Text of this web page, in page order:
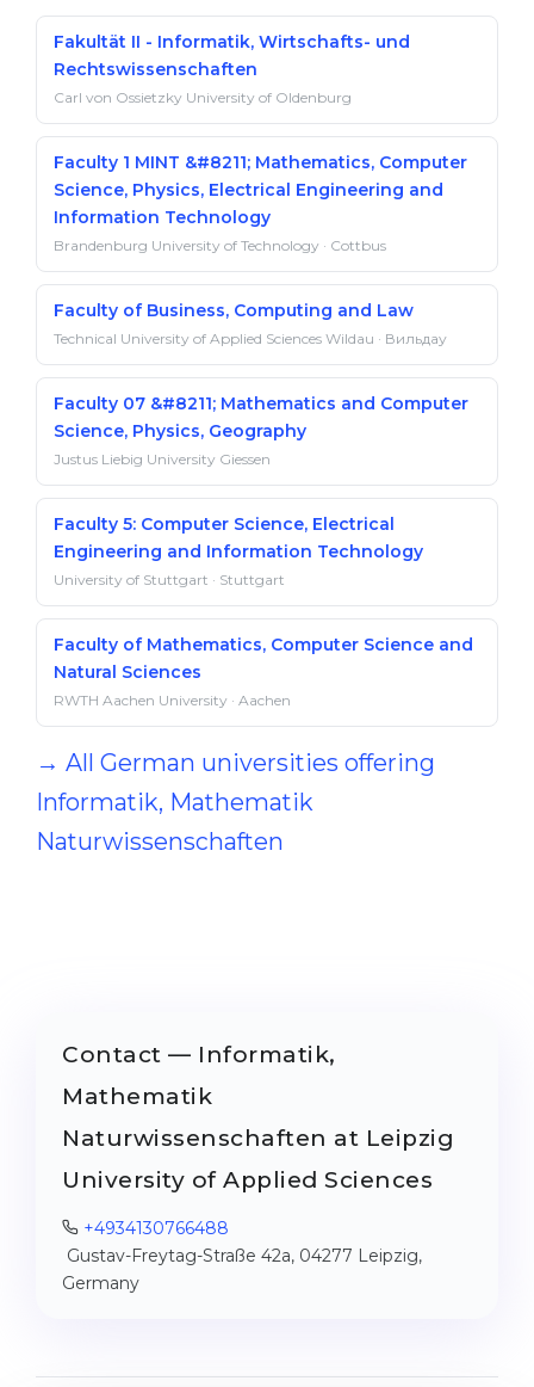
Fakultät II - Informatik, Wirtschafts- und
Rechtswissenschaften
Carl von Ossietzky University of Oldenburg
Faculty 1 MINT &#8211; Mathematics, Computer
Science, Physics, Electrical Engineering and
Information Technology
Brandenburg University of Technology · Cottbus
Faculty of Business, Computing and Law
Technical University of Applied Sciences Wildau · Вильдау
Faculty 07 &#8211; Mathematics and Computer
Science, Physics, Geography
Justus Liebig University Giessen
Faculty 5: Computer Science, Electrical
Engineering and Information Technology
University of Stuttgart · Stuttgart
Faculty of Mathematics, Computer Science and
Natural Sciences
RWTH Aachen University · Aachen
→ All German universities offering
Informatik, Mathematik
Naturwissenschaften
Contact — Informatik,
Mathematik
Naturwissenschaften at Leipzig
University of Applied Sciences
+4934130766488
Gustav-Freytag-Straße 42a, 04277 Leipzig,
Germany